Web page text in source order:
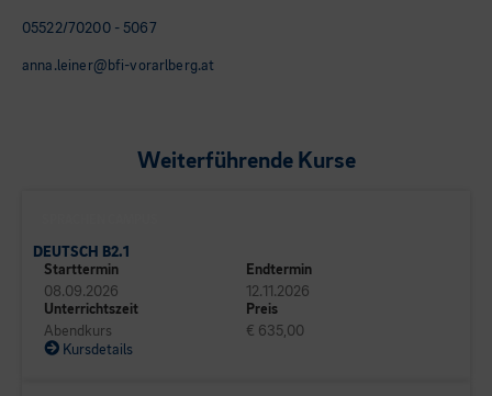
05522/70200 - 5067
anna.leiner@bfi-vorarlberg.at
Weiterführende Kurse
DEUTSCH B2.1
Starttermin
08.09.2026
Endtermin
12.11.2026
Unterrichtszeit
Abendkurs
Preis
€ 635,00
Kursdetails